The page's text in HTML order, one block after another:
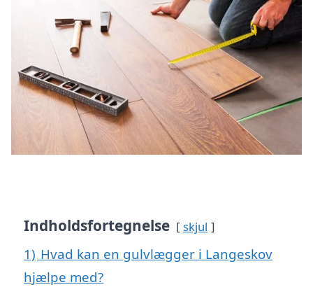
Indholdsfortegnelse skjul
1) Hvad kan en gulvlægger i Langeskov
hjælpe med?